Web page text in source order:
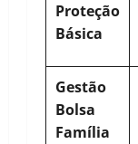
Proteção
Básica
Gestão
Bolsa
Família